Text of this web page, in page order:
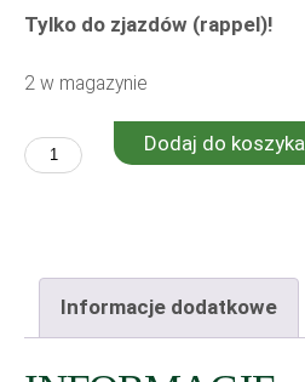
Tylko do zjazdów (rappel)!
2 w magazynie
ilość
4048
niespawane
Dodaj do koszyka
Informacje dodatkowe